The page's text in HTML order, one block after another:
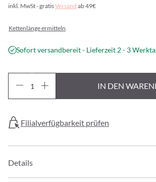
inkl. MwSt - gratisVersand ab 49€
Kettenlänge ermitteln
Sofort versandbereit - Lieferzeit 2 - 3
IN DEN
Filialverfügbarkeit prüfen
Details